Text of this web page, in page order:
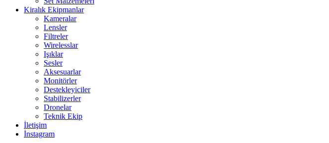
Kiralık Ekipmanlar
Kameralar
Lensler
Filtreler
Wirelesslar
Işıklar
Sesler
Aksesuarlar
Monitörler
Destekleyiciler
Stabilizerler
Dronelar
Teknik Ekip
İletişim
İnstagram